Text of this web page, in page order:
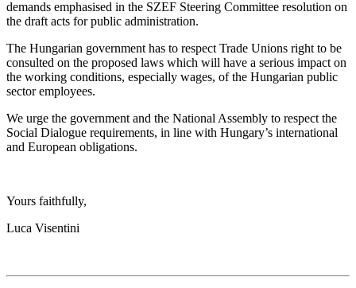
demands emphasised in the SZEF Steering Committee resolution on
the draft acts for public administration.
The Hungarian government has to respect Trade Unions right to be
consulted on the proposed laws which will have a serious impact on
the working conditions, especially wages, of the Hungarian public
sector employees.
We urge the government and the National Assembly to respect the
Social Dialogue requirements, in line with Hungary’s international
and European obligations.
Yours faithfully,
Luca Visentini